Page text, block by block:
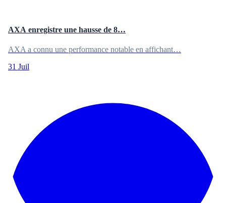
AXA enregistre une hausse de 8…
AXA a connu une performance notable en affichant…
31 Juil